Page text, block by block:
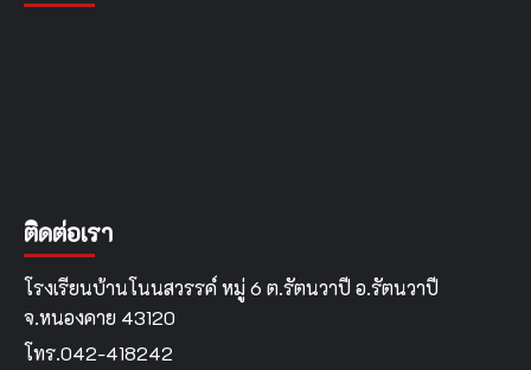
ติดต่อเรา
โรงเรียนบ้านโนนสวรรค์ หมู่ 6 ต.รัตนวาปี อ.รัตนวาปี
จ.หนองคาย 43120
โทร.042-418242